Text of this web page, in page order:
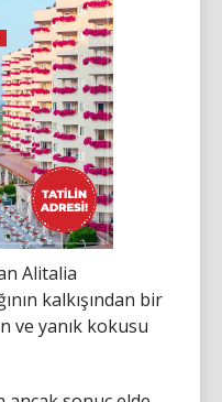
Alitalia
kalkışından bir
ve yanık kokusu